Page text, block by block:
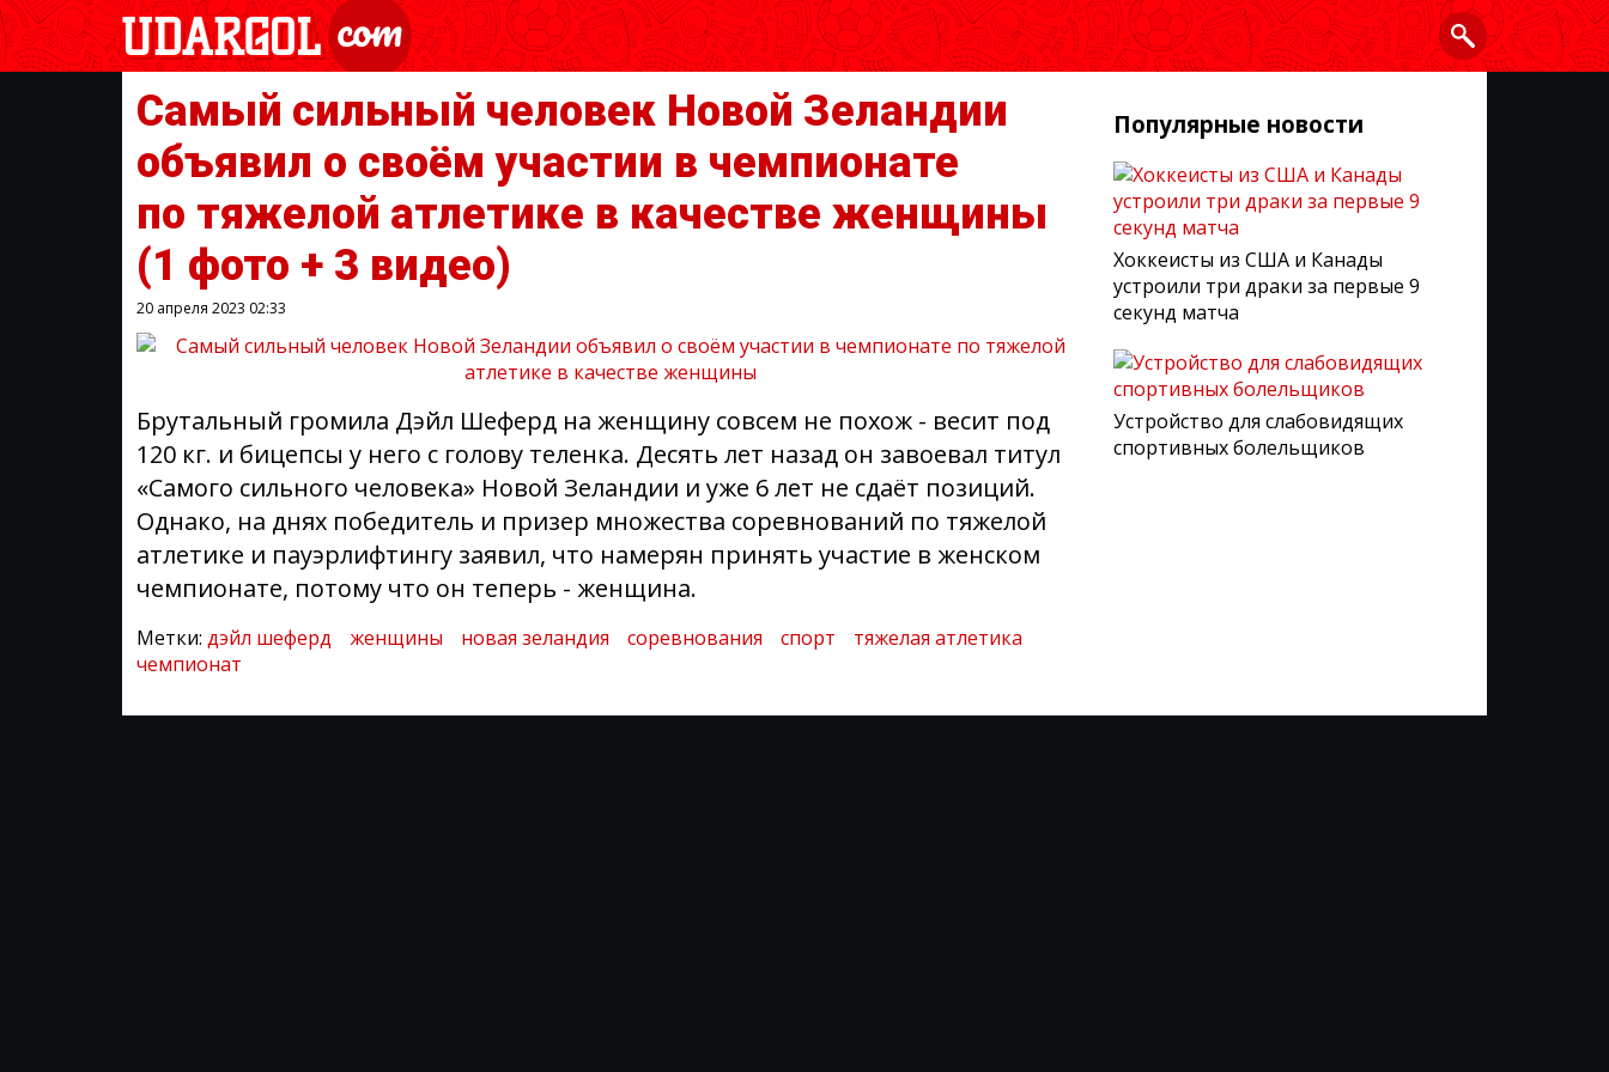
Самый сильный человек Новой Зеландии
объявил о своём участии в чемпионате
по тяжелой атлетике в качестве женщины
(1 фото + 3 видео)
20 апреля 2023 02:33
Брутальный громила Дэйл Шеферд на женщину совсем не похож - весит под
120 кг. и бицепсы у него с голову теленка. Десять лет назад он завоевал титул
«Самого сильного человека» Новой Зеландии и уже 6 лет не сдаёт позиций.
Однако, на днях победитель и призер множества соревнований по тяжелой
атлетике и пауэрлифтингу заявил, что намерян принять участие в женском
чемпионате, потому что он теперь - женщина.
Метки: дэйл шеферд женщины новая зеландия соревнования спорт
тяжелая атлетика
чемпионат
Популярные новости
Хоккеисты из США и Канады
устроили три драки за первые 9
секунд матча
Устройство для слабовидящих
спортивных болельщиков